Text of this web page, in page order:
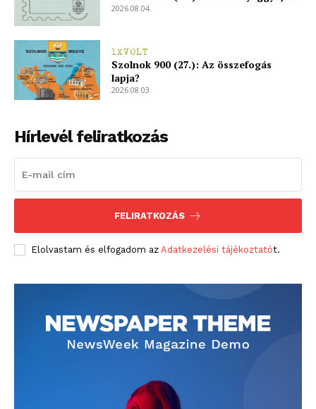
Előfizetés
Kapcsolat
Adatkezelési tájékoztató
Hirdetés
2026.08.04.
1XVOLT
Szolnok 900 (27.): Az összefogás
lapja?
2026.08.03.
Hírlevél feliratkozás
FELIRATKOZÁS
Elolvastam és elfogadom az Adatkezelési tájékoztatót.